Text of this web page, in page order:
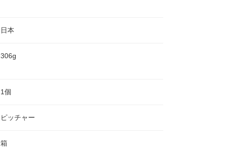
日本
306g
1個
ピッチャー
箱